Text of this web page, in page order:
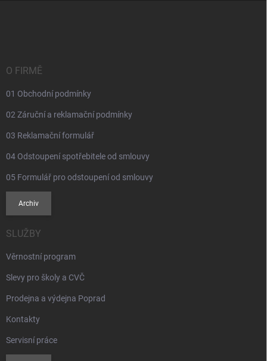
O FIRMĚ
01 Obchodní podmínky
02 Záruční a reklamační podmínky
03 Reklamační formulář
04 Odstoupení spotřebitele od smlouvy
05 Formulář pro odstoupení od smlouvy
Archiv
SLUŽBY
Věrnostní program
Slevy pro školy a CVČ
Prodejna a výdejna Poprad
Kontakty
Servisní práce